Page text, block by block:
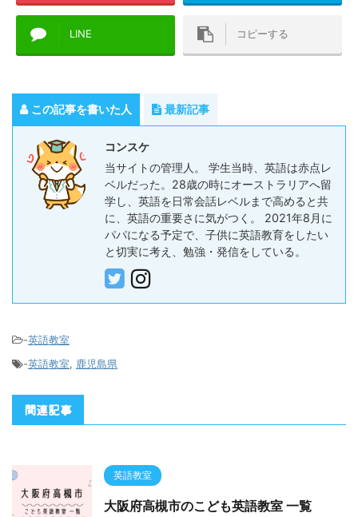
LINE コピーする
この記事を書いた人 最新記事
コンスケ
当サイトの管理人。 学生当時、英語は赤点レ
ベルだった。28歳の時にオーストラリアへ留
学し、英語を日常会話レベルまで高めると共
に、英語の重要さに気がつく。 2021年8月に
パパになる予定で、子供に英語教育をしたい
と切実に考え、勉強・発信をしている。
-英語教室
-英語教室, 鹿児島県
関連記事
英語教室
大阪府高槻市のこども英語教室 一覧